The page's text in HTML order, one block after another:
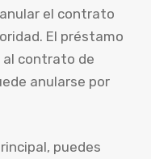
el contrato
El préstamo
contrato de
anularse por
puedes